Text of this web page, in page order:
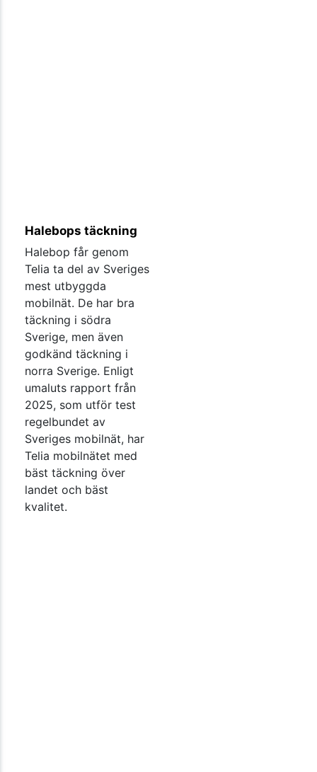
Halebops täckning
Halebop får genom
Telia ta del av Sveriges
mest utbyggda
mobilnät. De har bra
täckning i södra
Sverige, men även
godkänd täckning i
norra Sverige. Enligt
umaluts rapport från
2025, som utför test
regelbundet av
Sveriges mobilnät, har
Telia mobilnätet med
bäst täckning över
landet och bäst
kvalitet.